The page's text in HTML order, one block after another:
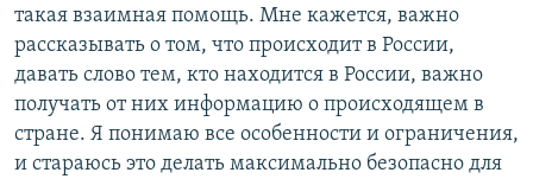
такая взаимная помощь. Мне кажется, важно
рассказывать о том, что происходит в России,
давать слово тем, кто находится в России, важно
получать от них информацию о происходящем в
стране. Я понимаю все особенности и ограничения,
и стараюсь это делать максимально безопасно для